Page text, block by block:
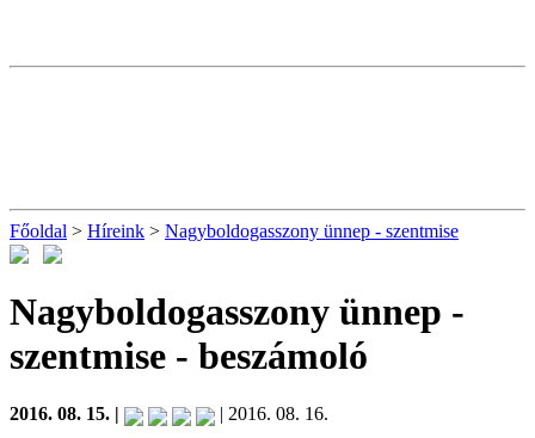
Főoldal > Híreink > Nagyboldogasszony ünnep - szentmise
Nagyboldogasszony ünnep -
szentmise - beszámoló
2016. 08. 15. | | 2016. 08. 16.